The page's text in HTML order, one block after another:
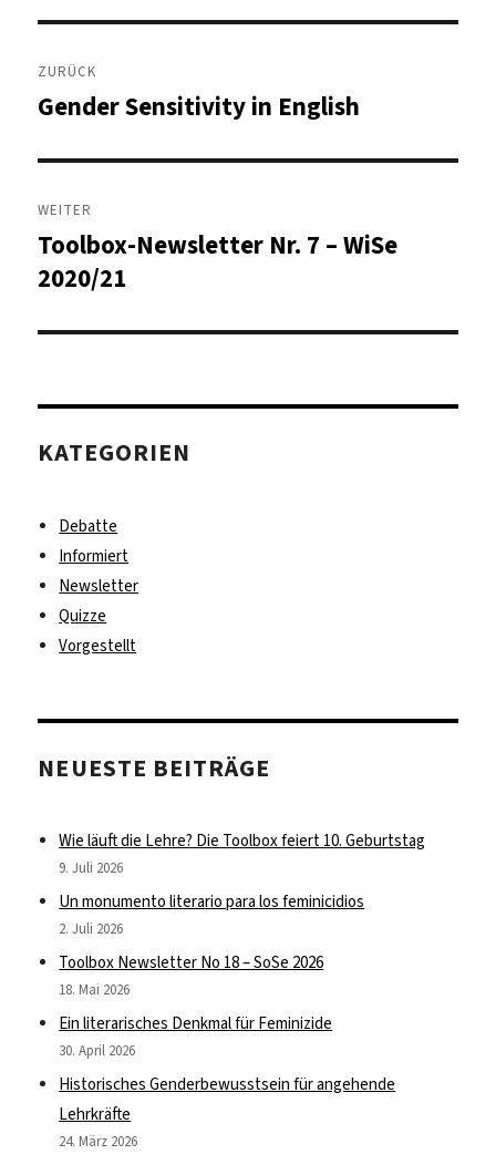
Beitragsnavigation
ZURÜCK
Vorheriger
Gender Sensitivity in English
WEITER
Nächster
Beitrag:
Toolbox-Newsletter Nr. 7 – WiSe
2020/21
KATEGORIEN
Debatte
Informiert
Newsletter
Quizze
Vorgestellt
NEUESTE BEITRÄGE
Wie läuft die Lehre? Die Toolbox feiert 10. Geburtstag
9. Juli 2026
Un monumento literario para los feminicidios
2. Juli 2026
Toolbox Newsletter No 18 – SoSe 2026
18. Mai 2026
Ein literarisches Denkmal für Feminizide
30. April 2026
Historisches Genderbewusstsein für angehende
Lehrkräfte
24. März 2026